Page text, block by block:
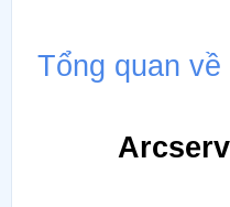
Tổng quan về